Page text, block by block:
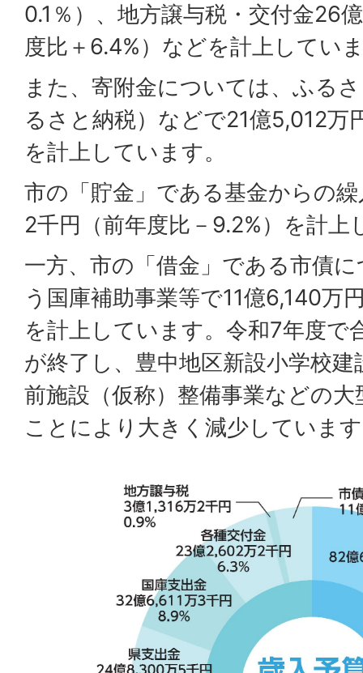
0.1％）、地方譲与税・交付金26
度比＋6.4%）などを計上してい
また、寄附金については、ふる
るさと納税）などで21億5,012万
を計上しています。
市の「貯金」である基金からの
2千円（前年度比－9.2%）を計上
一方、市の「借金」である市債
う国庫補助事業等で11億6,140万
を計上しています。令和7年度で
が終了し、豊中地区新設小学校
前施設（仮称）整備事業などの
ことにより大きく減少していま